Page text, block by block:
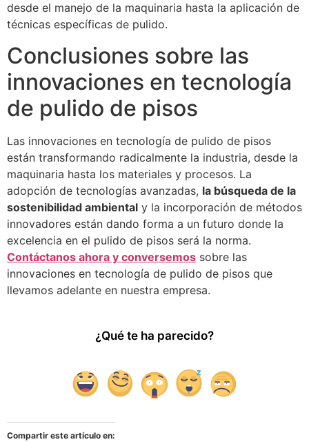
desde el manejo de la maquinaria hasta la aplicación de
técnicas específicas de pulido.
Conclusiones sobre las
innovaciones en tecnología
de pulido de pisos
Las innovaciones en tecnología de pulido de pisos
están transformando radicalmente la industria, desde la
maquinaria hasta los materiales y procesos. La
adopción de tecnologías avanzadas, la búsqueda de la
sostenibilidad ambiental y la incorporación de métodos
innovadores están dando forma a un futuro donde la
excelencia en el pulido de pisos será la norma.
Contáctanos ahora y conversemos sobre las
innovaciones en tecnología de pulido de pisos que
llevamos adelante en nuestra empresa.
¿Qué te ha parecido?
Compartir este artículo en: